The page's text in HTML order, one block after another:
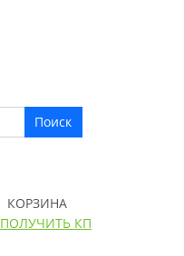
Поиск
КОРЗИНА
ПОЛУЧИТЬ КП